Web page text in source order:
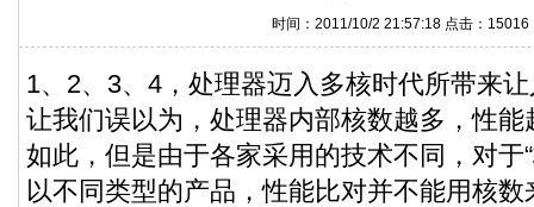
时间：2011/10/2 21:57:18 点击：15016
1、2、3、4，处理器迈入多核时代所带来
让我们误以为，处理器内部核数越多，性
如此，但是由于各家采用的技术不同，对于
以不同类型的产品，性能比对并不能用核